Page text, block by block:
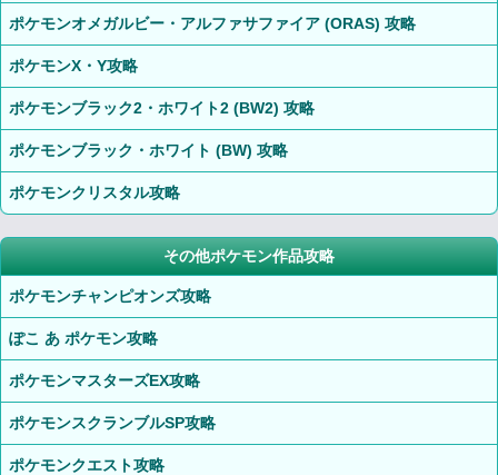
ポケモンオメガルビー・アルファサファイア (ORAS) 攻略
ポケモンX・Y攻略
ポケモンブラック2・ホワイト2 (BW2) 攻略
ポケモンブラック・ホワイト (BW) 攻略
ポケモンクリスタル攻略
その他ポケモン作品攻略
ポケモンチャンピオンズ攻略
ぽこ あ ポケモン攻略
ポケモンマスターズEX攻略
ポケモンスクランブルSP攻略
ポケモンクエスト攻略